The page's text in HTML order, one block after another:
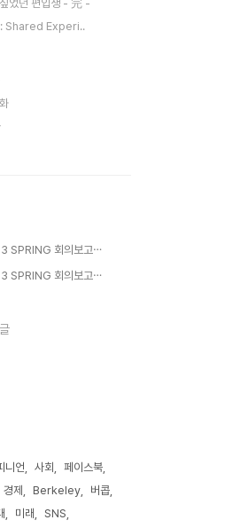
었던 편입생 - 完 -
Shared Experi..
SPRING 회의보고⋯
SPRING 회의보고⋯
니언 사회
페이스북
경제 Berkeley
버콥
미래
SNS